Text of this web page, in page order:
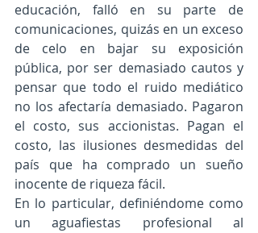
educación, falló en su parte de
comunicaciones, quizás en un exceso
de celo en bajar su exposición
pública, por ser demasiado cautos y
pensar que todo el ruido mediático
no los afectaría demasiado. Pagaron
el costo, sus accionistas. Pagan el
costo, las ilusiones desmedidas del
país que ha comprado un sueño
inocente de riqueza fácil.
En lo particular, definiéndome como
un aguafiestas profesional al